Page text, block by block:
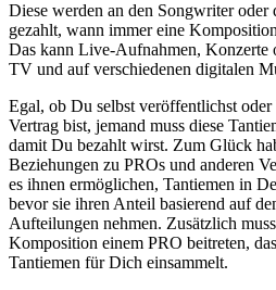
Diese werden an den Songwriter oder
gezahlt, wann immer eine
Das kann Live-Aufnahmen, Konzerte
TV und auf verschiedenen digitalen
Egal, ob Du selbst veröffentlichst
Vertrag bist, jemand muss diese
damit Du bezahlt wirst. Zum Glück
Beziehungen zu PROs und anderen
es ihnen ermöglichen, Tantiemen in
bevor sie ihren Anteil basierend auf
Aufteilungen nehmen. Zusätzlich
Komposition einem PRO beitreten,
Tantiemen für Dich einsammelt.